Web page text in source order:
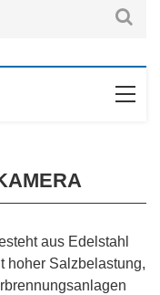
aus Edelstahl
hoher Salzbelastung,